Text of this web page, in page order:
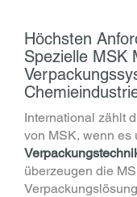
Höchsten
Spezielle MSK
International zählt
von MSK, wenn es
V
überzeugen die